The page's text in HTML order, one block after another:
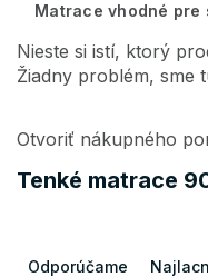
Tenké matrace
Matrace vhodné pre
Nieste si istí, ktorý
Žiadny problém, sme
Otvoriť nákupného
Odporúčame